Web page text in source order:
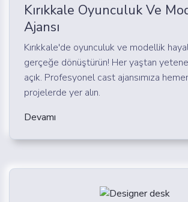
Kırıkkale Oyunculuk Ve
Ajansı
Kırıkkale'de oyunculuk ve modellik
gerçeğe dönüştürün! Her yaştan
açık. Profesyonel cast ajansımıza
projelerde yer alın.
Devamı